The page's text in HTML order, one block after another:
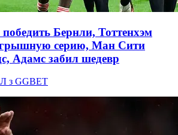
Бернли, Тоттенхэм
серию, Ман Сити
Адамс забил шедевр
з GGBET